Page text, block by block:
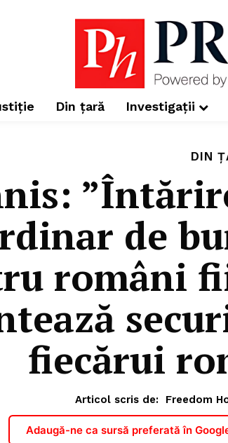
Din țară Investigații
DIN
de
români
fiecărui
Articol scris de: Freedom
Adaugă-ne ca sursă preferată în